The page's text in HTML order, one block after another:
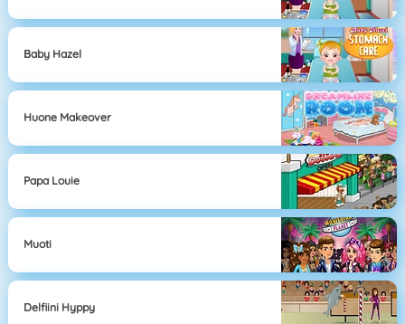
Baby Hazel
Huone Makeover
Papa Louie
Muoti
Delfiini Hyppy